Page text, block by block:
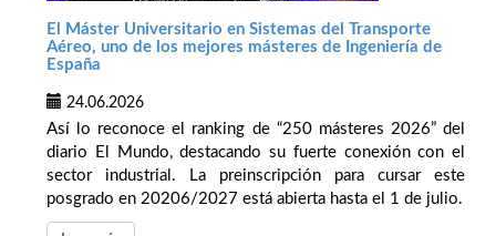
El Máster Universitario en Sistemas del Transporte
Aéreo, uno de los mejores másteres de Ingeniería de
España
24.06.2026
Así lo reconoce el ranking de “250 másteres 2026” del
diario El Mundo, destacando su fuerte conexión con el
sector industrial. La preinscripción para cursar este
posgrado en 20206/2027 está abierta hasta el 1 de julio.